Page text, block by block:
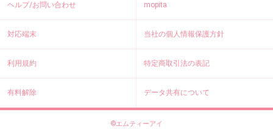
ヘルプ/お問い合わせ mopita
対応端末 当社の個人情報保護方針
利用規約 特定商取引法の表記
有料解除 データ共有について
©エムティーアイ